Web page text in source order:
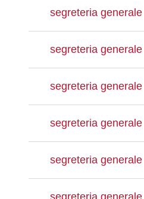
segreteria generale
segreteria generale
segreteria generale
segreteria generale
segreteria generale
segreteria generale